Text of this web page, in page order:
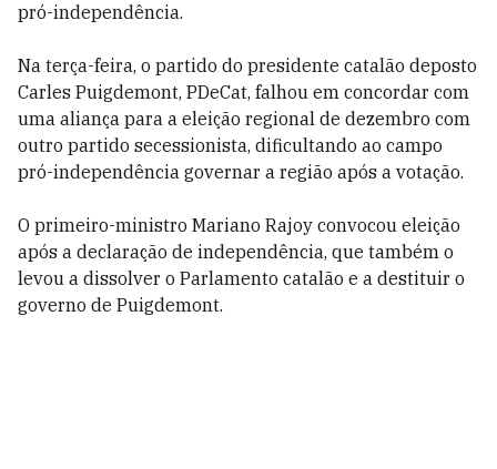
pró-independência.
Na terça-feira, o partido do presidente catalão deposto
Carles Puigdemont, PDeCat, falhou em concordar com
uma aliança para a eleição regional de dezembro com
outro partido secessionista, dificultando ao campo
pró-independência governar a região após a votação.
O primeiro-ministro Mariano Rajoy convocou eleição
após a declaração de independência, que também o
levou a dissolver o Parlamento catalão e a destituir o
governo de Puigdemont.